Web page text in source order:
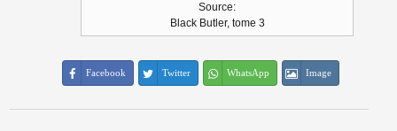
Source:
Black Butler, tome 3
Facebook Twitter WhatsApp Image